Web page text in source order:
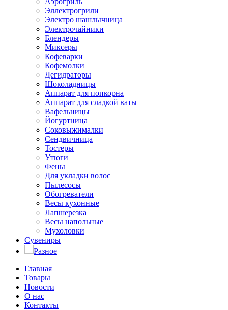
Эллектрогрили
Электро шашлычница
Электрочайники
Блендеры
Миксеры
Кофеварки
Кофемолки
Дегидраторы
Шоколадницы
Аппарат для попкорна
Аппарат для сладкой ваты
Вафельницы
Йогуртница
Соковыжималки
Сендвичница
Тостеры
Утюги
Фены
Для укладки волос
Пылесосы
Обогреватели
Весы кухонные
Лапшерезка
Весы напольные
Мухоловки
Сувениры
Разное
Главная
Товары
Новости
О нас
Контакты